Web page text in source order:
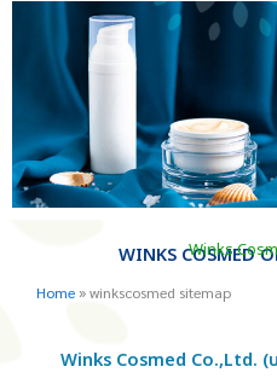
WINKS COSMED
Winks
Home»winkscosmed sitemap
Winks Cosmed Co.,Ltd. (